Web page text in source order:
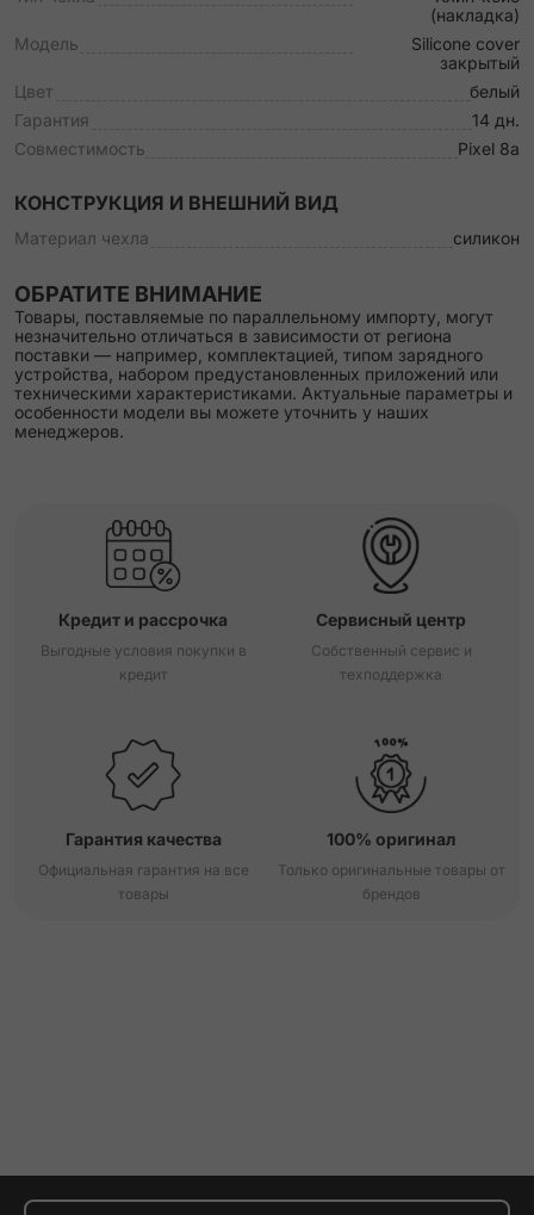
(накладка)
Модель
Silicone cover
закрытый
Цвет
белый
Гарантия
14 дн.
Совместимость
Pixel 8a
КОНСТРУКЦИЯ И ВНЕШНИЙ ВИД
Материал чехла силикон
ОБРАТИТЕ ВНИМАНИЕ
Товары, поставляемые по параллельному импорту, могут
незначительно отличаться в зависимости от региона
поставки — например, комплектацией, типом зарядного
устройства, набором предустановленных приложений или
техническими характеристиками. Актуальные параметры и
особенности модели вы можете уточнить у наших
менеджеров.
Кредит и рассрочка
Выгодные условия покупки в
кредит
Сервисный центр
Собственный сервис и
техподдержка
Гарантия качества
Официальная гарантия на все
товары
100% оригинал
Только оригинальные товары от
брендов